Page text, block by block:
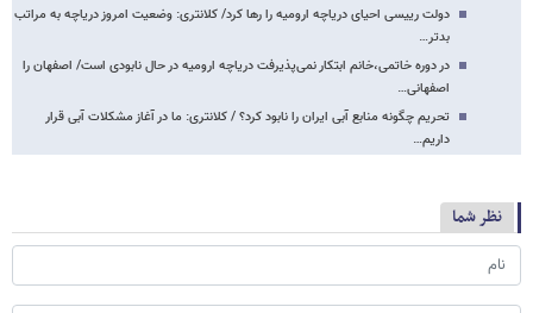
دولت رییسی احیای دریاچه ارومیه را رها کرد/ کلانتری: وضعیت امروز دریاچه به مراتب
بدتر…
در دوره خاتمی،خانم ابتکار نمی‌پذیرفت دریاچه ارومیه در حال نابودی است/ اصفهان را
اصفهانی…
تحریم چگونه منابع آبی ایران را نابود کرد؟ / کلانتری: ما در آغاز مشکلات آبی قرار
داریم…
نظر شما